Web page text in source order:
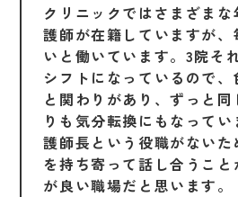
クリニックではさまざま
護師が在籍していますが、
いと働いています。3院そ
シフトになっているので、
と関わりがあり、ずっと同
りも気分転換にもなって
護師長という役職がない
を持ち寄って話し合うこと
が良い職場だと思います。